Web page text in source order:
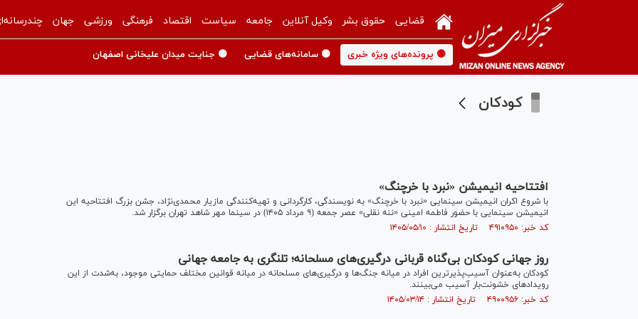
قضایی حقوق بشر وکیل آنلاین جامعه سیاست اقتصاد فرهنگی ورزشی جهان
🟡 پرونده‌های ویژه خبری 🟡 سامانه‌های قضایی 🟡 جنایت میدان علیخانی اصفهان
کودکان
افتتاحیه انیمیشن «نبرد با خرچنگ»
با شروع اکران انیمیشن سینمایی «نبرد با خرچنگ» به نویسندگی، کارگردانی و تهیه‌کنندگی مازیار محمدی‌نژاد، جشن بزرگ افتتاحیه این
انیمیشن سینمایی با حضور فاطمه امینی «ننه نقلی» عصر جمعه (۹ مرداد ۱۴۰۵) در سینما مهر شاهد تهران برگزار شد.
کد خبر: ۴۹۱۰۹۵۰ تاریخ انتشار : ۱۴۰۵/۰۵/۱۰
روز جهانی کودکان بی‌گناه قربانی درگیری‌های مسلحانه؛ تلنگری به جامعه جهانی
کودکان به‌عنوان آسیب‌پذیرترین افراد در میانه جنگ‌ها و درگیری‌های مسلحانه در میانه قوانین مختلف حمایتی موجود، به‌شدت از این
رویداد‌های خشونت‌بار آسیب می‌بینند.
کد خبر: ۴۹۰۰۹۵۶ تاریخ انتشار : ۱۴۰۵/۰۳/۱۴